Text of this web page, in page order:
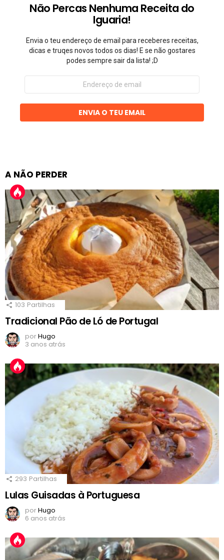
Não Percas Nenhuma Receita do
Iguaria!
Envia o teu endereço de email para receberes receitas,
dicas e truqes novos todos os dias! E se não gostares
podes sempre sair da lista! ;D
Endereço
email
ENVIA O TEU EMAIL
A NÃO PERDER
103 Partilhas
Tradicional Pão de Ló de Portugal
porHugo
3 anos atrás
293 Partilhas
Lulas Guisadas à Portuguesa
porHugo
6 anos atrás